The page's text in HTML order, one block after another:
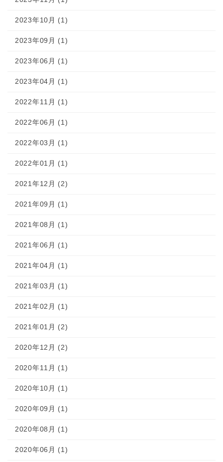
2023年10月 (1)
2023年09月 (1)
2023年06月 (1)
2023年04月 (1)
2022年11月 (1)
2022年06月 (1)
2022年03月 (1)
2022年01月 (1)
2021年12月 (2)
2021年09月 (1)
2021年08月 (1)
2021年06月 (1)
2021年04月 (1)
2021年03月 (1)
2021年02月 (1)
2021年01月 (2)
2020年12月 (2)
2020年11月 (1)
2020年10月 (1)
2020年09月 (1)
2020年08月 (1)
2020年06月 (1)